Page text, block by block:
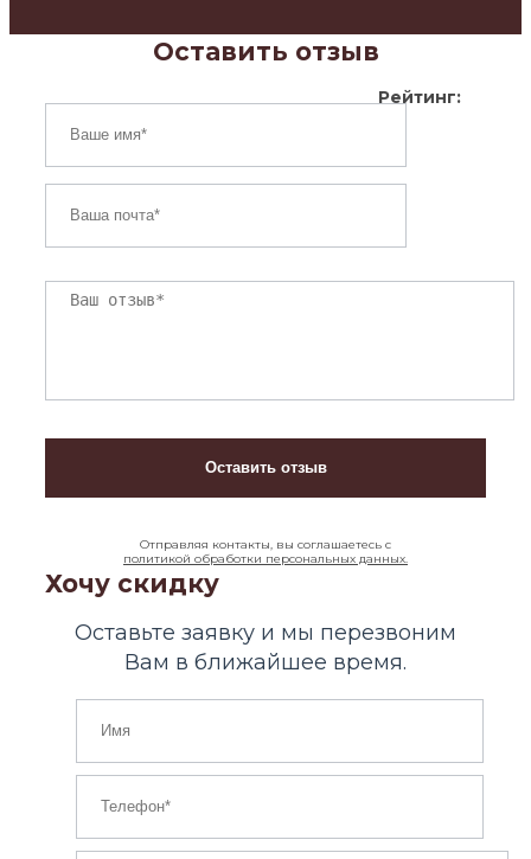
Оставить отзыв
Рейтинг:
Отправляя контакты, вы соглашаетесь с
политикой обработки персональных данных.
Хочу скидку
Оставьте заявку и мы перезвоним
Вам в ближайшее время.